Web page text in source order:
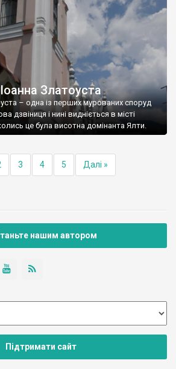
Златоуста
– одна із перших мурованих споруд
дзвіниця і нині видніється в місті
це була висотна домінанта Ялти.
3 4 5 Далі »
нашим автором
Підтримати сайт